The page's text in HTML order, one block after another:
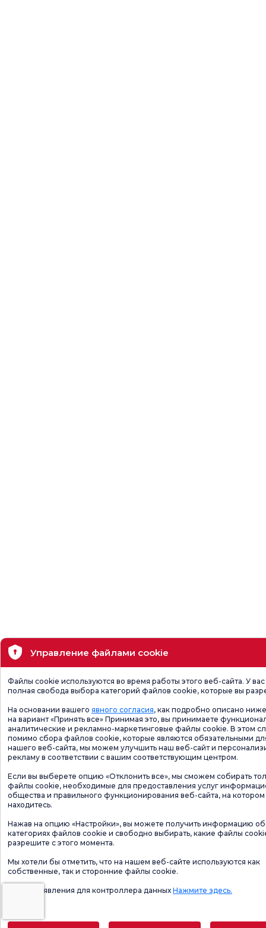
Управление файлами cookie
Файлы cookie используются во время работы этого веб-сайта. У вас
полная свобода выбора категорий файлов cookie, которые вы
На основании вашего явного согласия, как подробно описано
на вариант «Принять все» Принимая это, вы принимаете
аналитические и рекламно-маркетинговые файлы cookie. В этом
помимо сбора файлов cookie, которые являются обязательными
нашего веб-сайта, мы можем улучшить наш веб-сайт и
рекламу в соответствии с вашим соответствующим центром.
Если вы выберете опцию «Отклонить все», мы сможем собирать
файлы cookie, необходимые для предоставления услуг
общества и правильного функционирования веб-сайта, на
находитесь.
Нажав на опцию «Настройки», вы можете получить информацию
категориях файлов cookie и свободно выбирать, какие файлы
разрешите с этого момента.
Мы хотели бы отметить, что на нашем веб-сайте используются как
собственные, так и сторонние файлы cookie.
Форма заявления для контроллера данныхНажмите здесь.